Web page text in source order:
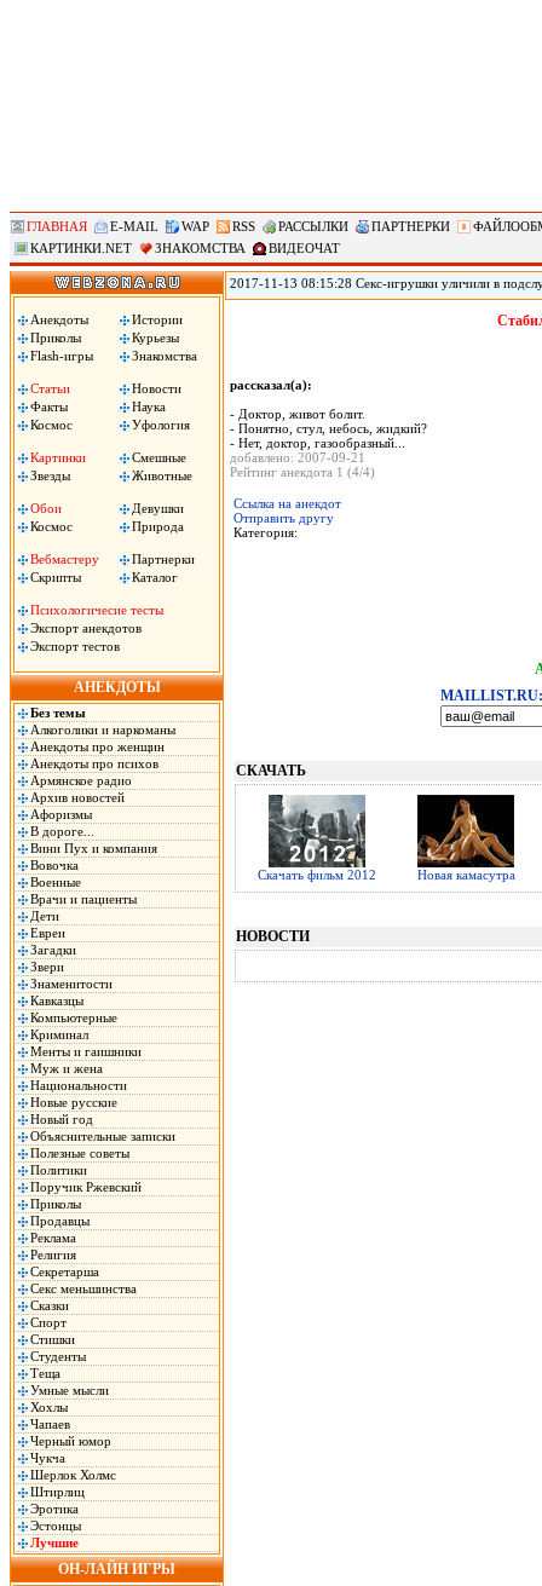
ГЛАВНАЯ E-MAIL WAP RSS РАССЫЛКИ ПАРТНЕРКИ
КАРТИНКИ.NET
ЗНАКОМСТВА ВИДЕОЧАТ
Анекдоты
Истории
Приколы
Курьезы
Flash-игры
Знакомства
Статьи
Новости
Факты
Наука
Космос
Уфология
Картинки
Смешные
Звезды
Животные
Обои
Девушки
Космос
Природа
Вебмастеру
Партнерки
Скрипты
Каталог
Психологичесие тесты
Экспорт анекдотов
Экспорт тестов
АНЕКДОТЫ
Без темы
Алкоголики и наркоманы
Анекдоты про женщин
Анекдоты про психов
Армянское радио
Архив новостей
Афоризмы
В дороге...
Вини Пух и компания
Вовочка
Военные
Врачи и пациенты
Дети
Евреи
Загадки
Звери
Знаменитости
Кавказцы
Компьютерные
Криминал
Менты и гаишники
Муж и жена
Национальности
Новые русские
Новый год
Объяснительные записки
Полезные советы
Политики
Поручик Ржевский
Приколы
Продавцы
Реклама
Религия
Секретарша
Секс меньшинства
Сказки
Спорт
Стишки
Студенты
Теща
Умные мысли
Хохлы
Чапаев
Черный юмор
Чукча
Шерлок Холмс
Штирлиц
Эротика
Эстонцы
Лучшие
ОН-ЛАЙН ИГРЫ
2017-11-13 08:15:28 Секс-игрушки уличили в
позволяет удаленно контролировать секс-игрушки,
использования устройств. По данным юзеров,
рассказал(а):
- Доктор, живот болит.
- Понятно, стул, небось, жидкий?
- Нет, доктор, газообразный...
добавлено: 2007-09-21
Рейтинг анекдота 1 (4/4)
Ссылка на анекдот
Отправить другу
Категория:
MAILLIST.RU:
СКАЧАТЬ
Скачать фильм 2012 Новая камасутра
НОВОСТИ